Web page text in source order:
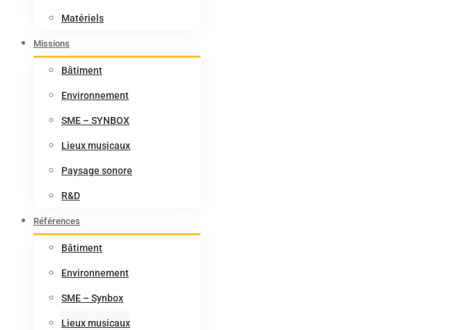
Matériels
Missions
Bâtiment
Environnement
SME – SYNBOX
Lieux musicaux
Paysage sonore
R&D
Références
Bâtiment
Environnement
SME – Synbox
Lieux musicaux